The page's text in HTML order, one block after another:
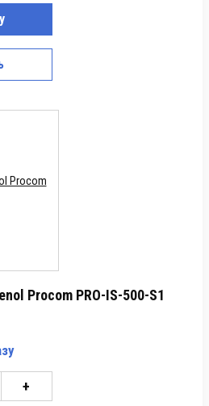
Procom PRO-IS-500-S1
+